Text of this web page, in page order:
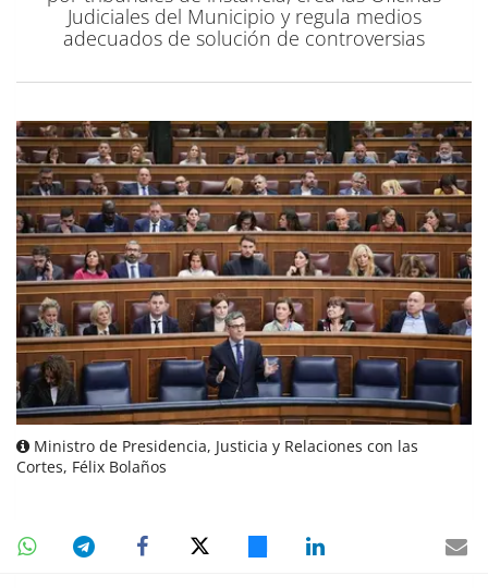
Judiciales del Municipio y regula medios
adecuados de solución de controversias
Ministro de Presidencia, Justicia y Relaciones con las
Cortes, Félix Bolaños